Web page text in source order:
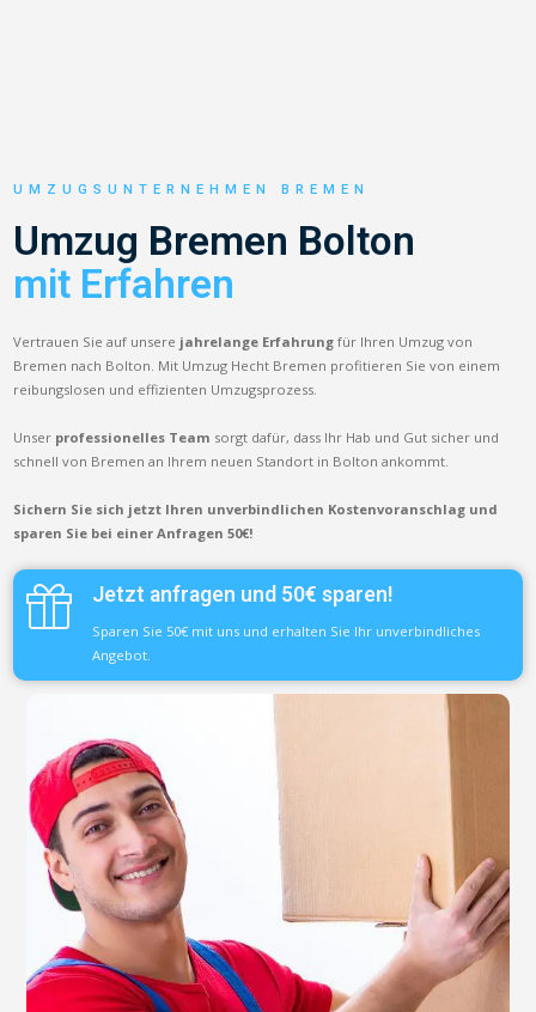
UMZUGSUNTERNEHMEN BREMEN
Umzug Bremen Bolton
mit Erfahren
Vertrauen Sie auf unsere jahrelange Erfahrung für Ihren Umzug von
Bremen nach Bolton. Mit Umzug Hecht Bremen profitieren Sie von einem
reibungslosen und effizienten Umzugsprozess.
Unser professionelles Team sorgt dafür, dass Ihr Hab und Gut sicher und
schnell von Bremen an Ihrem neuen Standort in Bolton ankommt.
Sichern Sie sich jetzt Ihren unverbindlichen Kostenvoranschlag und
sparen Sie bei einer Anfragen 50€!
Jetzt anfragen und 50€ sparen!
Sparen Sie 50€ mit uns und erhalten Sie Ihr unverbindliches
Angebot.